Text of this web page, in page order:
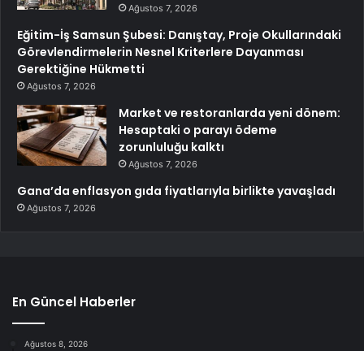
Ağustos 7, 2026
Eğitim-İş Samsun Şubesi: Danıştay, Proje Okullarındaki
Görevlendirmelerin Nesnel Kriterlere Dayanması
Gerektiğine Hükmetti
Ağustos 7, 2026
Market ve restoranlarda yeni dönem:
Hesaptaki o parayı ödeme
zorunluluğu kalktı
Ağustos 7, 2026
Gana’da enflasyon gıda fiyatlarıyla birlikte yavaşladı
Ağustos 7, 2026
En Güncel Haberler
Ağustos 8, 2026